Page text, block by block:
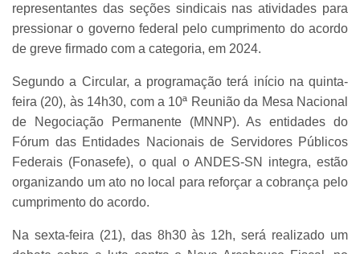
representantes das seções sindicais nas atividades para
pressionar o governo federal pelo cumprimento do acordo
de greve firmado com a categoria, em 2024.
Segundo a Circular, a programação terá início na quinta-
feira (20), às 14h30, com a 10ª Reunião da Mesa Nacional
de Negociação Permanente (MNNP). As entidades do
Fórum das Entidades Nacionais de Servidores Públicos
Federais (Fonasefe), o qual o ANDES-SN integra, estão
organizando um ato no local para reforçar a cobrança pelo
cumprimento do acordo.
Na sexta-feira (21), das 8h30 às 12h, será realizado um